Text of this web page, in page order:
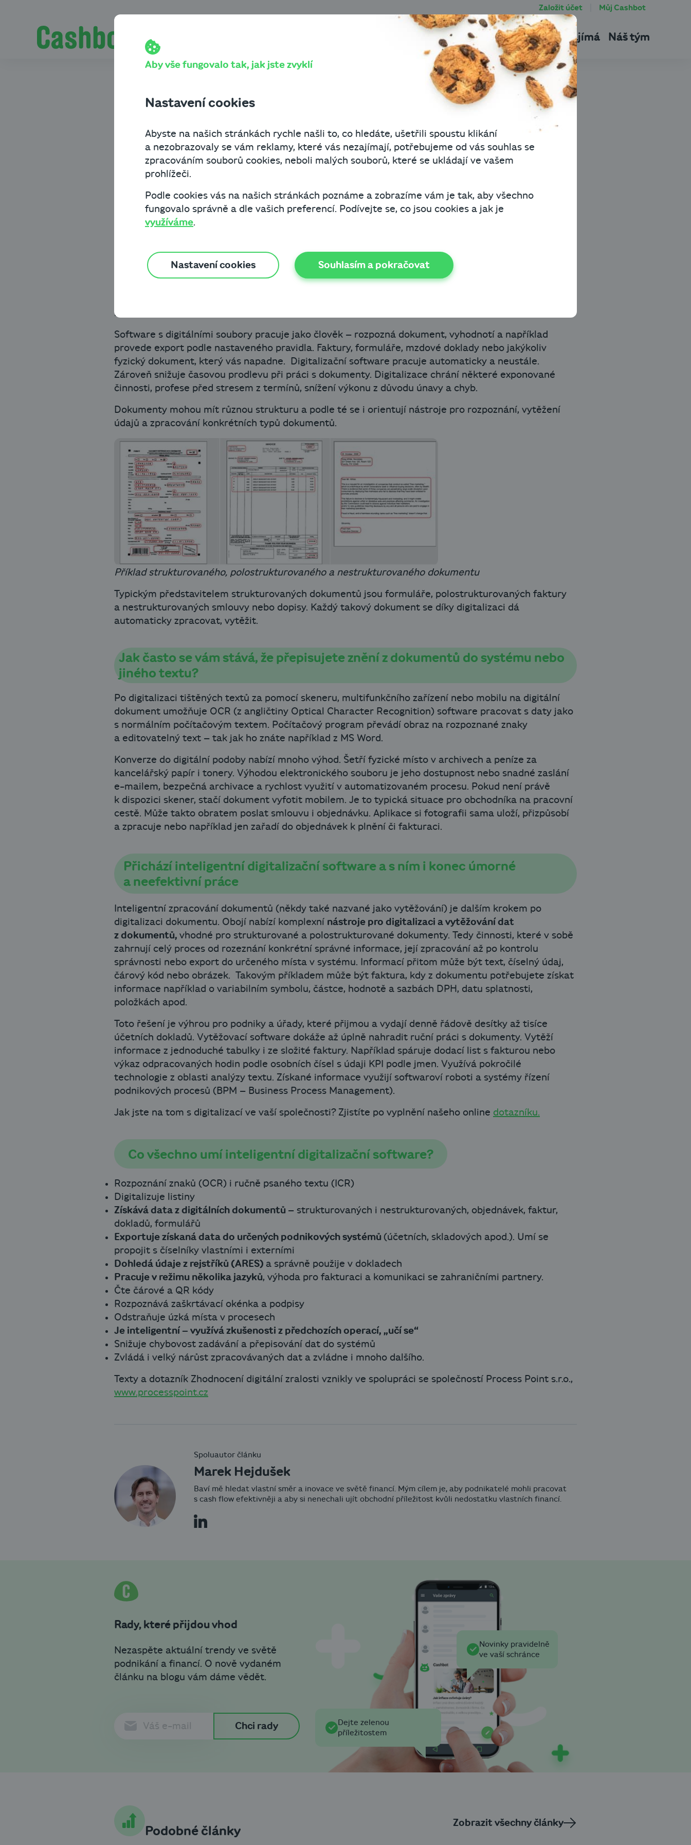
Pro podnikatele. O Cashbotu Produkty Co vás zajímá Náš tým
Založit účet Můj Cashbot
Digitalizace a vytěžování dat
z dokumentů
Byznys know-how 3. prosince 2020 3 minuty čtení
Zase je tu konec měsíce. Uzávěrky. Mzdy, docházka, faktury. Všude šanony, doklady a výkazy.
a ve stresu, aby něco nepřehlédla a vše zadala bez chyb. Kdybyste mohli, pomohli byste jí? Tak
to udělejte, protože můžete.
Ruční zpracování dokumentů brzdí procesy, ničí nervy a je zbytečně nákladné
Narůstající množství písemností zatěžuje a významně zpomaluje provoz úspěšného podniku. S tím
souvisí i častý výskyt úzkých míst v procesech. Cestou ke zvládnutí velkého objemu dat je
krok k podnikové automatizaci.
Software s digitálními soubory pracuje jako člověk – rozpozná dokument, vyhodnotí a například
provede export podle nastaveného pravidla. Faktury, formuláře, mzdové doklady nebo jakýkoliv
fyzický dokument, který vás napadne. Digitalizační software pracuje automaticky a neustále.
Zároveň snižuje časovou prodlevu při práci s dokumenty. Digitalizace chrání některé exponované
činnosti, profese před stresem z termínů, snížení výkonu z důvodu únavy a chyb.
Dokumenty mohou mít různou strukturu a podle té se i orientují nástroje pro rozpoznání, vytěžení
údajů a zpracování konkrétních typů dokumentů.
Příklad strukturovaného, polostrukturovaného a nestrukturovaného dokumentu
Typickým představitelem strukturovaných dokumentů jsou formuláře, polostrukturovaných faktury
a nestrukturovaných smlouvy nebo dopisy. Každý takový dokument se díky digitalizaci dá
automaticky zpracovat, vytěžit.
Jak často se vám stává, že přepisujete znění z dokumentů do systému nebo
jiného textu?
Po digitalizaci tištěných textů za pomocí skeneru, multifunkčního zařízení nebo mobilu na digitální
dokument umožňuje OCR (z angličtiny Optical Character Recognition) software pracovat s daty jako
s normálním počítačovým textem. Počítačový program převádí obraz na rozpoznané znaky
a editovatelný text – tak jak ho znáte například z MS Word.
Konverze do digitální podoby nabízí mnoho výhod. Šetří fyzické místo v archivech a peníze za
kancelářský papír i tonery. Výhodou elektronického souboru je jeho dostupnost nebo snadné zaslání
e-mailem, bezpečná archivace a rychlost využití v automatizovaném procesu. Pokud není právě
k dispozici skener, stačí dokument vyfotit mobilem. Je to typická situace pro obchodníka na pracovní
cestě. Může takto obratem poslat smlouvu i objednávku. Aplikace si fotografii sama uloží, přizpůsobí
a zpracuje nebo například jen zařadí do objednávek k plnění či fakturaci.
Přichází inteligentní digitalizační software a s ním i konec úmorné
a neefektivní práce
Inteligentní zpracování dokumentů (někdy také nazvané jako vytěžování) je dalším krokem po
digitalizaci dokumentu. Obojí nabízí komplexní nástroje pro digitalizaci a vytěžování dat
z dokumentů, vhodné pro strukturované a polostrukturované dokumenty. Tedy činnosti, které v sobě
zahrnují celý proces od rozeznání konkrétní správné informace, její zpracování až po kontrolu
správnosti nebo export do určeného místa v systému. Informací přitom může být text, číselný údaj,
čárový kód nebo obrázek. Takovým příkladem může být faktura, kdy z dokumentu potřebujete získat
informace například o variabilním symbolu, částce, hodnotě a sazbách DPH, datu splatnosti,
položkách apod.
Toto řešení je výhrou pro podniky a úřady, které přijmou a vydají denně řádově desítky až tisíce
účetních dokladů. Vytěžovací software dokáže až úplně nahradit ruční práci s dokumenty. Vytěží
informace z jednoduché tabulky i ze složité faktury. Například spáruje dodací list s fakturou nebo
výkaz odpracovaných hodin podle osobních čísel s údaji KPI podle jmen. Využívá pokročilé
technologie z oblasti analýzy textu. Získané informace využijí softwaroví roboti a systémy řízení
podnikových procesů (BPM – Business Process Management).
Jak jste na tom s digitalizací ve vaší společnosti? Zjistíte po vyplnění našeho online dotazníku.
Co všechno umí inteligentní digitalizační software?
Rozpoznání znaků (OCR) i ručně psaného textu (ICR)
Digitalizuje listiny
Získává data z digitálních dokumentů – strukturovaných i nestrukturovaných, objednávek, faktur,
dokladů, formulářů
Exportuje získaná data do určených podnikových systémů (účetních, skladových apod.). Umí se
propojit s číselníky vlastními i externími
Dohledá údaje z rejstříků (ARES) a správně použije v dokladech
Pracuje v režimu několika jazyků, výhoda pro fakturaci a komunikaci se zahraničními partnery.
Čte čárové a QR kódy
Rozpoznává zaškrtávací okénka a podpisy
Odstraňuje úzká místa v procesech
Je inteligentní – využívá zkušenosti z předchozích operací, „učí se“
Snižuje chybovost zadávání a přepisování dat do systémů
Zvládá i velký nárůst zpracovávaných dat a zvládne i mnoho dalšího.
Texty a dotazník Zhodnocení digitální zralosti vznikly ve spolupráci se společností Process Point s.r.o.,
www.processpoint.cz
Spoluautor článku
Marek Hejdušek
Baví mě hledat vlastní směr a inovace ve světě financí. Mým cílem je, aby podnikatelé mohli pracovat
s cash flow efektivněji a aby si nenechali ujít obchodní příležitost kvůli nedostatku vlastních financí.
Rady, které přijdou vhod
Nezaspěte aktuální trendy ve světě
podnikání a financí. O nově vydaném
článku na blogu vám dáme vědět.
Chci rady
Novinky pravidelně
ve vaší schránce
Dejte zelenou
příležitostem
Podobné články
Zobrazit všechny články
Aby vše fungovalo tak, jak jste zvyklí
Nastavení cookies
Abyste na našich stránkách rychle našli to, co hledáte, ušetřili spoustu klikání
a nezobrazovaly se vám reklamy, které vás nezajímají, potřebujeme od vás souhlas se
zpracováním souborů cookies, neboli malých souborů, které se ukládají ve vašem
prohlížeči.
Podle cookies vás na našich stránkách poznáme a zobrazíme vám je tak, aby všechno
fungovalo správně a dle vašich preferencí. Podívejte se, co jsou cookies a jak je
využíváme.
Nastavení cookies Souhlasím a pokračovat